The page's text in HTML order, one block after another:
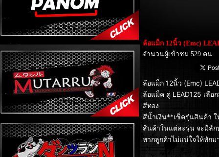
ล้อแม็ก 12นิ้ว (Emc)
จำนวนผู้เข้าชม 529 คน
ล้อแม็ก 12นิ้ว (Emc)
ล้อแม็ค คู่ LEAD125 เลือ
สีทอง
สีน้ำเงิน**เช็ครุ่นสินค้า
สินค้าในแต่ละรุ่น จะมีลั
หากลูกค้าไม่แน่ใจให้ทัก